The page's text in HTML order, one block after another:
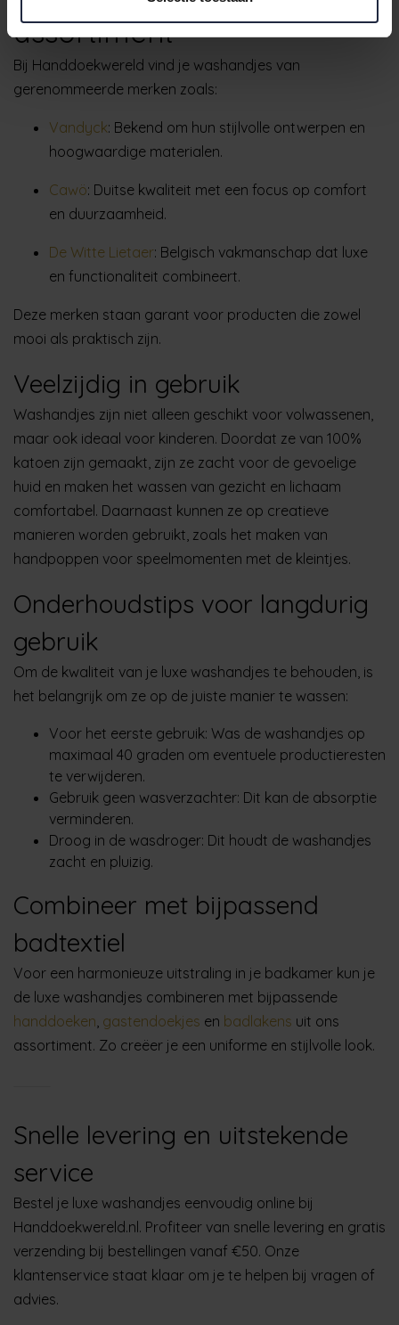
assortiment
Bij Handdoekwereld vind je washandjes van
gerenommeerde merken zoals:
Vandyck: Bekend om hun stijlvolle ontwerpen en
hoogwaardige materialen.
Cawö: Duitse kwaliteit met een focus op comfort
en duurzaamheid.
De Witte Lietaer: Belgisch vakmanschap dat luxe
en functionaliteit combineert.
Deze merken staan garant voor producten die zowel
mooi als praktisch zijn.
Veelzijdig in gebruik
Washandjes zijn niet alleen geschikt voor volwassenen,
maar ook ideaal voor kinderen. Doordat ze van 100%
katoen zijn gemaakt, zijn ze zacht voor de gevoelige
huid en maken het wassen van gezicht en lichaam
comfortabel. Daarnaast kunnen ze op creatieve
manieren worden gebruikt, zoals het maken van
handpoppen voor speelmomenten met de kleintjes.
Onderhoudstips voor langdurig
gebruik
Om de kwaliteit van je luxe washandjes te behouden, is
het belangrijk om ze op de juiste manier te wassen:
Voor het eerste gebruik: Was de washandjes op
maximaal 40 graden om eventuele productieresten
te verwijderen.
Gebruik geen wasverzachter: Dit kan de absorptie
verminderen.
Droog in de wasdroger: Dit houdt de washandjes
zacht en pluizig.
Combineer met bijpassend
badtextiel
Voor een harmonieuze uitstraling in je badkamer kun je
de luxe washandjes combineren met bijpassende
handdoeken gastendoekjes en badlakens uit ons
assortiment. Zo creëer je een uniforme en stijlvolle look.
Snelle levering en uitstekende
service
Bestel je luxe washandjes eenvoudig online bij
Handdoekwereld.nl. Profiteer van snelle levering en gratis
verzending bij bestellingen vanaf €50. Onze
klantenservice staat klaar om je te helpen bij vragen of
advies.